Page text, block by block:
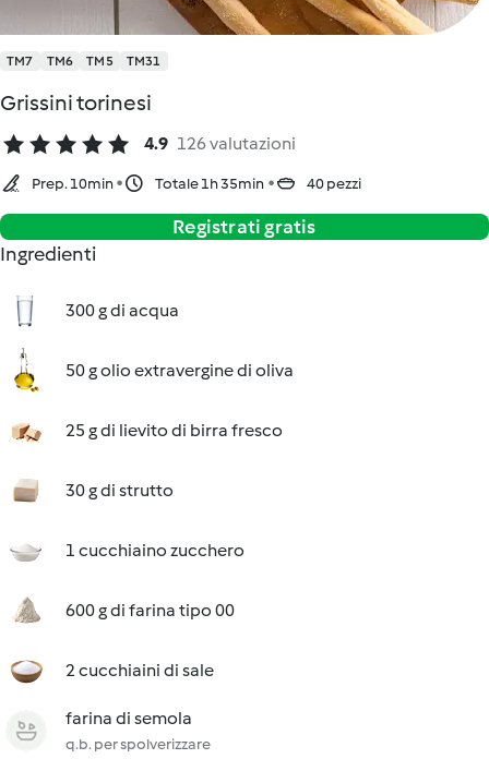
TM7 TM6 TM5 TM31
Grissini torinesi
4.9 126 valutazioni
Prep. 10min Totale 1h 35min 40 pezzi
Registrati gratis
Ingredienti
300 g di acqua
50 g olio extravergine di oliva
25 g di lievito di birra fresco
30 g di strutto
1 cucchiaino zucchero
600 g di farina tipo 00
2 cucchiaini di sale
farina di semola
q.b. per spolverizzare